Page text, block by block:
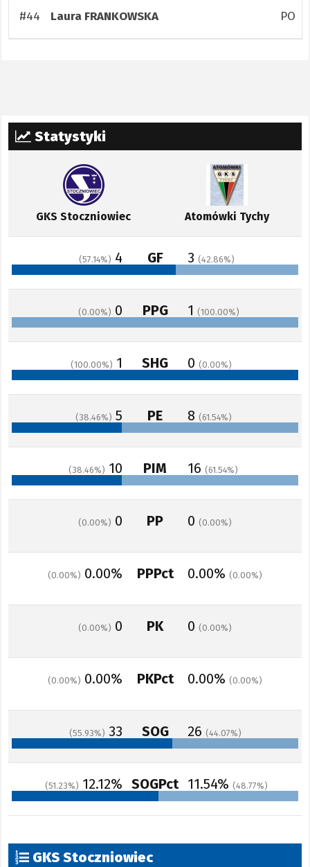
#44 Laura FRANKOWSKA PO
Statystyki
GKS Stoczniowiec Atomówki Tychy
57.14 4 GF 3 42.86
0.00 0 PPG 1 100.00
100.00 1 SHG 0 0.00
38.46 5 PE 8 61.54
38.46 10 PIM 16 61.54
0.00 0 PP 0 0.00
0.00 0.00% PPPct 0.00% 0.00
0.00 0 PK 0 0.00
0.00 0.00% PKPct 0.00% 0.00
55.93 33 SOG 26 44.07
51.23 12.12% SOGPct 11.54% 48.77
GKS Stoczniowiec